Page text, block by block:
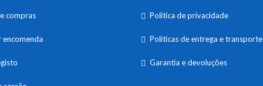
compras
encomenda
Política de privacidade
Políticas de entrega e transporte
Garantia e devoluções